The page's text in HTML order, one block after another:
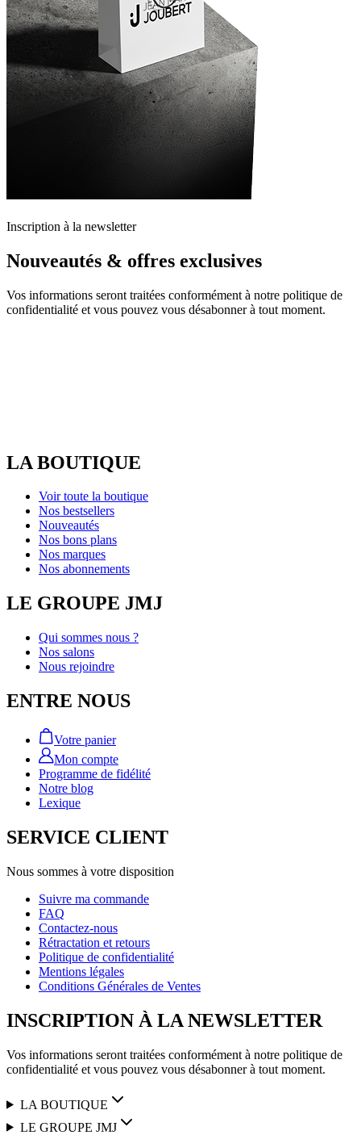
Inscription à la newsletter
Nouveautés & offres exclusives
Vos informations seront traitées conformément à notre politique de
confidentialité et vous pouvez vous désabonner à tout moment.
LA BOUTIQUE
Voir toute la boutique
Nos bestsellers
Nouveautés
Nos bons plans
Nos marques
Nos abonnements
LE GROUPE JMJ
Qui sommes nous ?
Nos salons
Nous rejoindre
ENTRE NOUS
Votre panier
Mon compte
Programme de fidélité
Notre blog
Lexique
SERVICE CLIENT
Nous sommes à votre disposition
Suivre ma commande
FAQ
Contactez-nous
Rétractation et retours
Politique de confidentialité
Mentions légales
Conditions Générales de Ventes
INSCRIPTION À LA NEWSLETTER
Vos informations seront traitées conformément à notre politique de
confidentialité et vous pouvez vous désabonner à tout moment.
LA BOUTIQUE
LE GROUPE JMJ